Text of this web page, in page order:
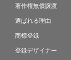
著作権無償譲渡
選ばれる理由
商標登録
登録デザイナー